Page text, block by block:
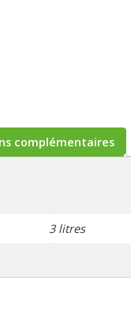
complémentaires
3 litres